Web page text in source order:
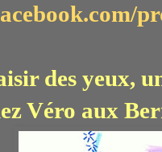
des yeux,
Véro aux